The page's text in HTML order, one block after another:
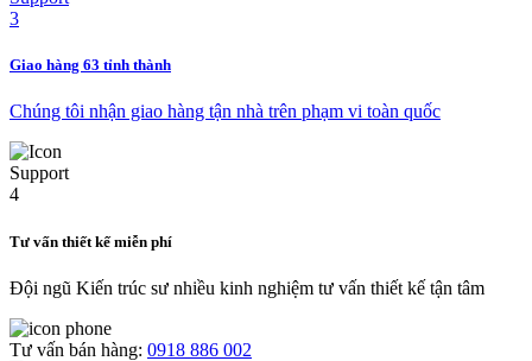
Giao hàng 63 tỉnh thành
Chúng tôi nhận giao hàng tận nhà trên phạm vi toàn quốc
Tư vấn thiết kế miễn phí
Đội ngũ Kiến trúc sư nhiều kinh nghiệm tư vấn thiết kế tận tâm
Tư vấn bán hàng: 0918 886 002